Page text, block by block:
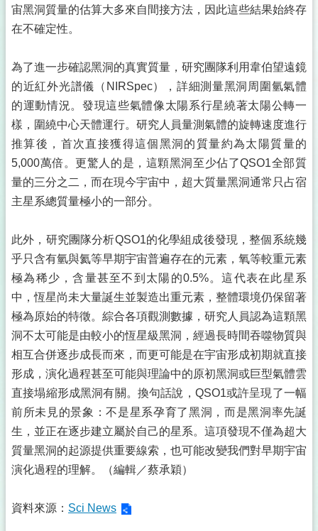
宙黑洞質量的估算大多來自間接方法，因此這些結果始終存
在不確定性。
為了進一步確認黑洞的真實質量，研究團隊利用韋伯望遠鏡
的近紅外光譜儀（NIRSpec），詳細測量黑洞周圍氫氣體
的運動情況。發現這些氣體像太陽系行星繞著太陽公轉一
樣，圍繞中心天體運行。研究人員量測氣體的旋轉速度進行
推算後，首次直接獲得這個黑洞的質量約為太陽質量的
5,000萬倍。更驚人的是，這顆黑洞至少佔了QSO1全部質
量的三分之二，而在現今宇宙中，超大質量黑洞通常只占宿
主星系總質量極小的一部分。
此外，研究團隊分析QSO1的化學組成後發現，整個系統幾
乎只含有氫與氦等早期宇宙普遍存在的元素，氧等較重元素
極為稀少，含量甚至不到太陽的0.5%。這代表在此星系
中，恆星尚未大量誕生並製造出重元素，整體環境仍保留著
極為原始的特徵。綜合各項觀測數據，研究人員認為這顆黑
洞不太可能是由較小的恆星級黑洞，經過長時間吞噬物質與
相互合併逐步成長而來，而更可能是在宇宙形成初期就直接
形成，演化過程甚至可能與理論中的原初黑洞或巨型氣體雲
直接塌縮形成黑洞有關。換句話說，QSO1或許呈現了一幅
前所未見的景象：不是星系孕育了黑洞，而是黑洞率先誕
生，並正在逐步建立屬於自己的星系。這項發現不僅為超大
質量黑洞的起源提供重要線索，也可能改變我們對早期宇宙
演化過程的理解。（編輯／蔡承穎）
資料來源： Sci News